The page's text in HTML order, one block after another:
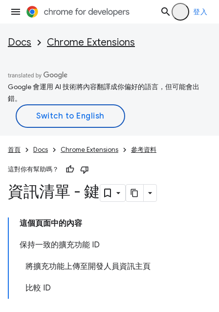
登入
Docs Chrome Extensions
Google 會運用 AI 技術將內容翻譯成你偏好的語言，但可能會出
錯。
首頁 Docs Chrome Extensions 參考資料
這對你有幫助嗎？
資訊清單 - 鍵
這個頁面中的內容
保持一致的擴充功能 ID
將擴充功能上傳至開發人員資訊主頁
比較 ID